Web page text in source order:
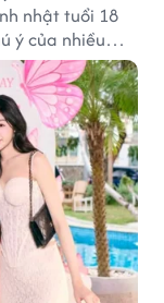
nhật tuổi 18
ý của nhiều